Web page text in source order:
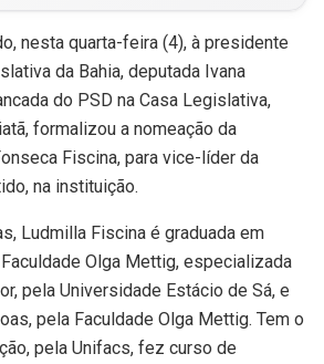
nesta quarta-feira (4), à presidente
da Bahia, deputada Ivana
do PSD na Casa Legislativa,
formalizou a nomeação da
Fiscina, para vice-líder da
na instituição.
Ludmilla Fiscina é graduada em
Olga Mettig, especializada
pela Universidade Estácio de Sá, e
pela Faculdade Olga Mettig. Tem o
pela Unifacs, fez curso de